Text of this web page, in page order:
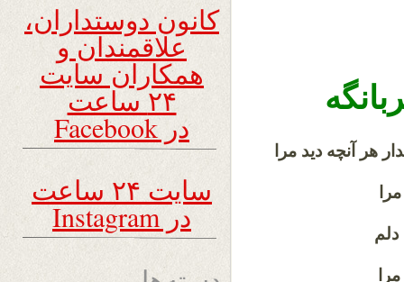
دید مرا
کانون دوستداران،
علاقمندان و
همکاران سایت
۲۴ ساعت
در Facebook
سایت ۲۴ ساعت
در Instagram